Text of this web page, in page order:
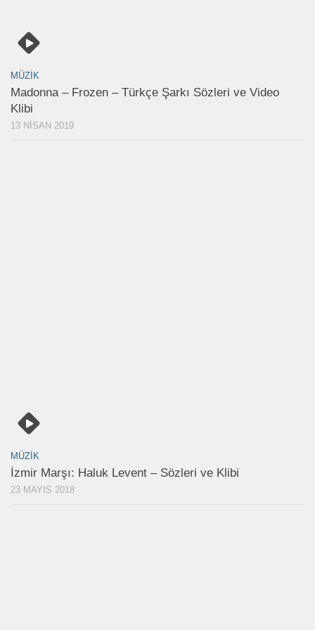
MÜZIK
Madonna – Frozen – Türkçe Şarkı Sözleri ve Video
Klibi
13 NISAN 2019
MÜZIK
İzmir Marşı: Haluk Levent – Sözleri ve Klibi
23 MAYIS 2018